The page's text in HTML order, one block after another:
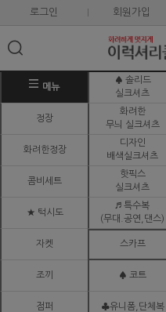
로그인 회원가입
메뉴
♠ 솔리드
실크셔츠
정장
화려한
무늬 실크셔츠
화려한정장
디자인
배색실크셔츠
콤비세트
핫픽스
실크셔츠
★ 턱시도
♬ 특수복
(무대.공연,댄스)
자켓 스카프
조끼 ♠ 코트
점퍼 ♣유니폼,단체복